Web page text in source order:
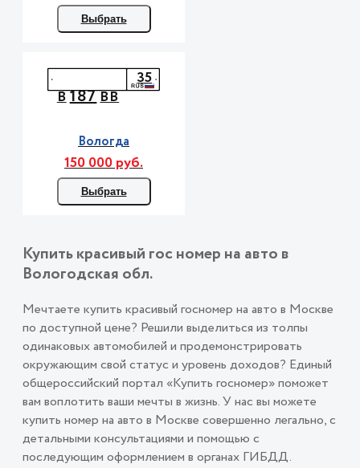
Выбрать
В187ВВ
35
Вологда
150 000 руб.
Выбрать
Купить красивый гос номер на авто в
Вологодская обл.
Мечтаете купить красивый госномер на авто в Москве
по доступной цене? Решили выделиться из толпы
одинаковых автомобилей и продемонстрировать
окружающим свой статус и уровень доходов? Единый
общероссийский портал «Купить госномер» поможет
вам воплотить ваши мечты в жизнь. У нас вы можете
купить номер на авто в Москве совершенно легально, с
детальными консультациями и помощью с
последующим оформлением в органах ГИБДД.